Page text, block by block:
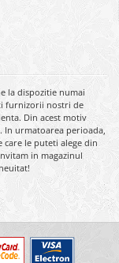
la dispozitie numai
furnizorii nostri de
Din acest motiv
In urmatoarea perioada,
le puteti alege din
in magazinul